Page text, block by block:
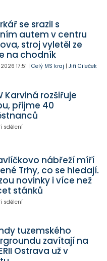
se srazil s
autem v centru
stroj vyletěl ze
na chodník
17:51 | Celý MS kraj | Jiří Cileček
Karviná rozšiřuje
přijme 40
sdělení
nábřeží míří
Trhy, co se hledají.
novinky i více než
stánků
sdělení
tuzemského
zavítají na
Ostrava už v